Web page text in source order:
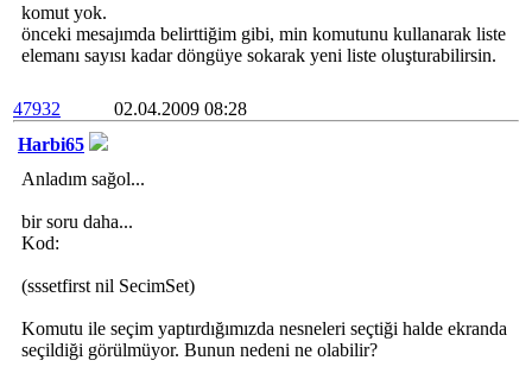
komut yok.
önceki mesajımda belirttiğim gibi, min komutunu kullanarak liste
elemanı sayısı kadar döngüye sokarak yeni liste oluşturabilirsin.
47932
02.04.2009 08:28
Harbi65
Anladım sağol...
bir soru daha...
Kod:
(sssetfirst nil SecimSet)
Komutu ile seçim yaptırdığımızda nesneleri seçtiği halde ekranda
seçildiği görülmüyor. Bunun nedeni ne olabilir?